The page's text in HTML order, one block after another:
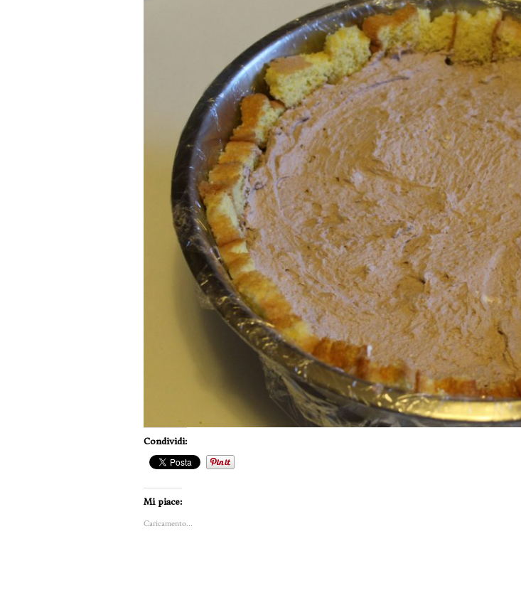
Condividi:
Mi piace:
Caricamento...